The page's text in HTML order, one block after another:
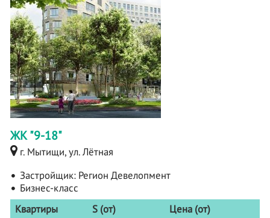
ЖК "9-18"
г. Мытищи, ул. Лётная
Застройщик: Регион Девелопмент
Бизнес-класс
Квартиры
S (от)
Цена (от)